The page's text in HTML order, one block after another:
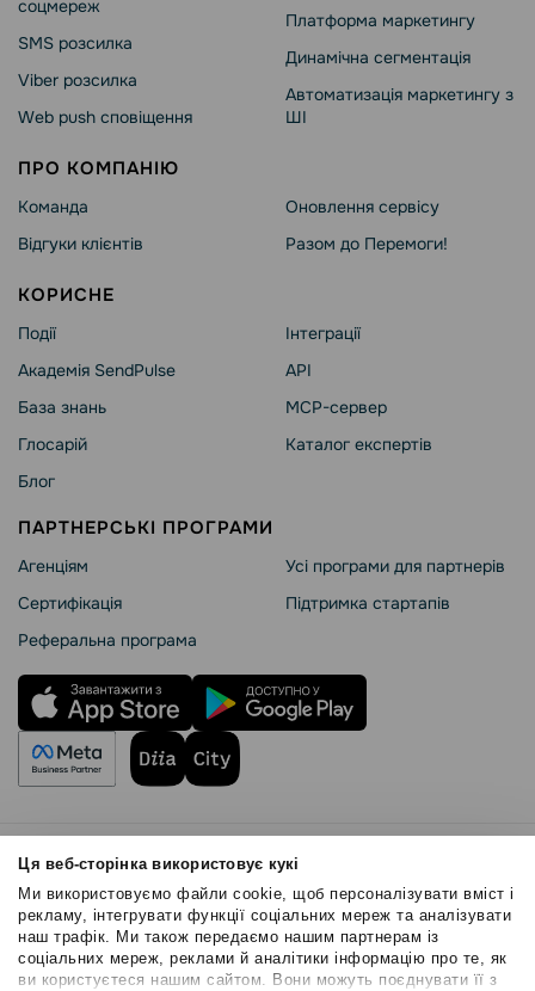
Ця веб-сторінка використовує кукі
Ми використовуємо файли cookie, щоб персоналізувати вміст і
рекламу, інтегрувати функції соціальних мереж та аналізувати
наш трафік. Ми також передаємо нашим партнерам із
соціальних мереж, реклами й аналітики інформацію про те, як
ви користуєтеся нашим сайтом. Вони можуть поєднувати її з
соцмереж
SMS розсилка
Viber розсилка
Web push сповіщення
Платформа маркетингу
Динамічна сегментація
Автоматизація маркетингу з
ШІ
ПРО КОМПАНІЮ
Команда
Відгуки клієнтів
Оновлення сервісу
Разом до Перемоги!
КОРИСНЕ
Події
Академія SendPulse
База знань
Глосарій
Блог
Інтеграції
API
MCP-сервер
Каталог експертів
ПАРТНЕРСЬКІ ПРОГРАМИ
Агенціям
Сертифікація
Реферальна програма
Усі програми для партнерів
Підтримка стартапів
Правила користування
Політика Cookies
Безпека SendPulse
Політика конфіденційності
© 2015 - 2026. ТОВ «СендПульс». Всі права захищені